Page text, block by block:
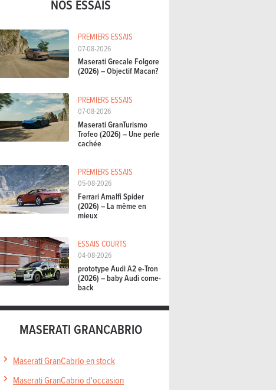
NOS ESSAIS
PREMIERS ESSAIS
07-08-2026
Maserati Grecale Folgore
(2026) – Objectif Macan?
PREMIERS ESSAIS
07-08-2026
Maserati GranTurismo
Trofeo (2026) – Une perle
cachée
PREMIERS ESSAIS
05-08-2026
Ferrari Amalfi Spider
(2026) – La même en
mieux
ESSAIS COURTS
04-08-2026
prototype Audi A2 e-Tron
(2026) – baby Audi come-
back
MASERATI GRANCABRIO
Maserati GranCabrio en stock
Maserati GranCabrio d'occasion